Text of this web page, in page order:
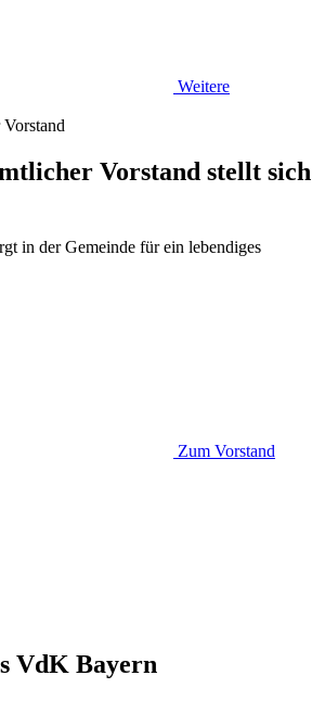
Weitere
Vorstand stellt sich
in der Gemeinde für ein lebendiges
Zum Vorstand
VdK Bayern